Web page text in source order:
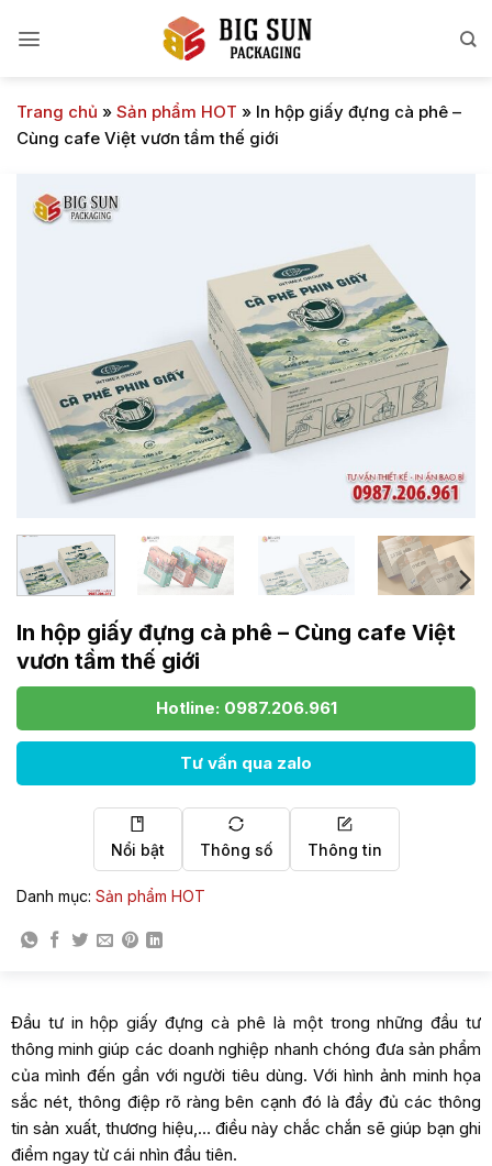
qua
Trang chủ » Sản phẩm HOT » In hộp giấy đựng cà phê –
Cùng cafe Việt vươn tầm thế giới
In hộp giấy đựng cà phê – Cùng cafe Việt
vươn tầm thế giới
Hotline: 0987.206.961
Tư vấn qua zalo
Nổi bật Thông số Thông tin
Danh mục: Sản phẩm HOT
Đầu tư in hộp giấy đựng cà phê là một trong những đầu tư
thông minh giúp các doanh nghiệp nhanh chóng đưa sản phẩm
của mình đến gần với người tiêu dùng. Với hình ảnh minh họa
sắc nét, thông điệp rõ ràng bên cạnh đó là đầy đủ các thông
tin sản xuất, thương hiệu,… điều này chắc chắn sẽ giúp bạn ghi
điểm ngay từ cái nhìn đầu tiên.